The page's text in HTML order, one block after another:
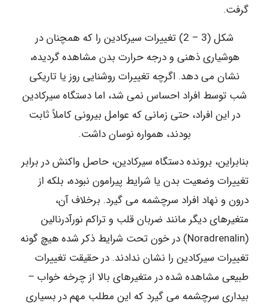
گرفت.
شکل (3 – 2) تغییرات سیرکادین را که همچنان در
هوشیاری ذهنی و درجه حرارت بدن مشاهده گردیده،
نشان می دهد. اگرچه تغییرات روشنایی روز یا تاریکی
شب توسط افراد احساس نمی شد، اما دستگاه سیرکادین
در این افراد، حتی زمانی که عوامل بیرونی کاملاً ثابت
بودند، همواره نوسان داشت.
بنابراین، برونده دستگاه سیرکادین، حاصل واکنش در برابر
تغییرات وضعیت بدن یا شرایط پیرامون نبوده، بلکه از
درون و نهاد افراد سرچشمه می گیرد. برخلاف آن،
متغیرهای دیگر مانند ضربان قلب و تراکم نورآدرنالین
(Noradrenalin) در خون تحت شرایط ذکر شده هیچ گونه
تغییرات سیرکادین را نشان ندادند. در حقیقت تغییرات
طبیعی مشاهده شده در متغیرهای بالا از چرخه خواب –
بیداری سرچشمه می گیرد که این مطلب مهم در بسیاری